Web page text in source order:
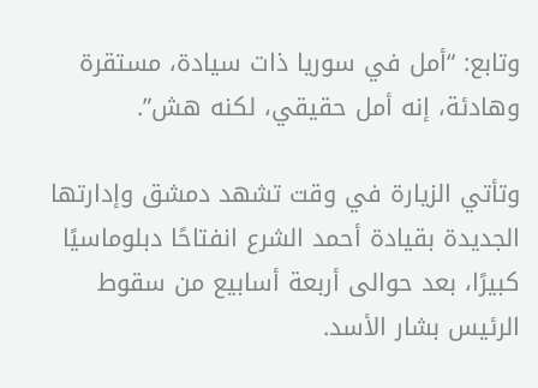
وتابع: “أمل في سوريا ذات سيادة، مستقرة
وهادئة، إنه أمل حقيقي، لكنه هش”.
وتأتي الزيارة في وقت تشهد دمشق وإدارتها
الجديدة بقيادة أحمد الشرع انفتاحًا دبلوماسيًا
كبيرًا، بعد حوالى أربعة أسابيع من سقوط
الرئيس بشار الأسد.